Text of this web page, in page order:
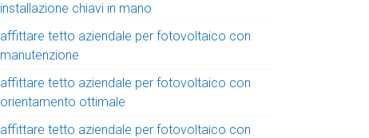
installazione chiavi in mano
affittare tetto aziendale per fotovoltaico con
manutenzione
affittare tetto aziendale per fotovoltaico con
orientamento ottimale
affittare tetto aziendale per fotovoltaico con